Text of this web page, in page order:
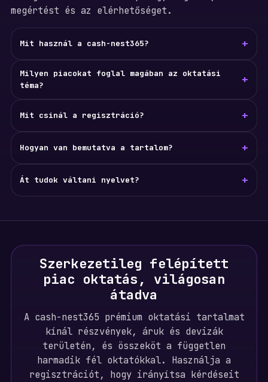
megértést és az elérhetőséget.
Mit használ a cash-nest365? +
Milyen piacokat foglal magában az oktatási
téma?
+
Mit csinál a regisztráció? +
Hogyan van bemutatva a tartalom? +
Át tudok váltani nyelvet? +
Szerkezetileg felépített
piac oktatás, világosan
átadva
A cash-nest365 prémium oktatási tartalmat
kínál részvények, áruk és devizák
területén, és összeköt a független
harmadik fél oktatókkal. Használja a
regisztrációt, hogy irányítsa kérdéseit